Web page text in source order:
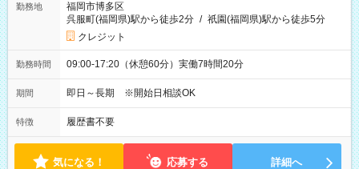
勤務地
福岡市博多区
呉服町(福岡県)駅から徒歩2分 / 祇園(福岡県)駅から徒歩5分
クレジット
勤務時間 09:00-17:20（休憩60分）実働7時間20分
期間 即日～長期 ※開始日相談OK
特徴 履歴書不要
気になる！ 応募する 詳細へ